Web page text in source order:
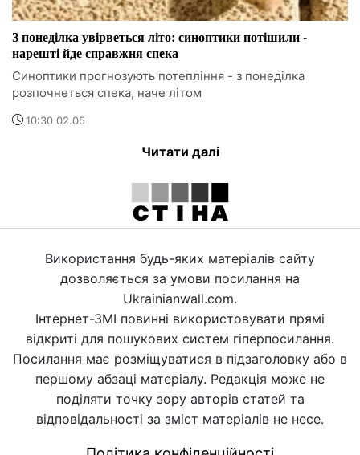
З понеділка увірветься літо: синоптики потішили -
нарешті йде справжня спека
Синоптики прогнозують потепління - з понеділка
розпочнеться спека, наче літом
10:30 02.05
Читати далі
Використання будь-яких матеріалів сайту
дозволяється за умови посилання на
Ukrainianwall.com.
Інтернет-ЗМІ повинні використовувати прямі
відкриті для пошукових систем гіперпосилання.
Посилання має розміщуватися в підзаголовку або в
першому абзаці матеріалу. Редакція може не
поділяти точку зору авторів статей та
відповідальності за зміст матеріалів не несе.